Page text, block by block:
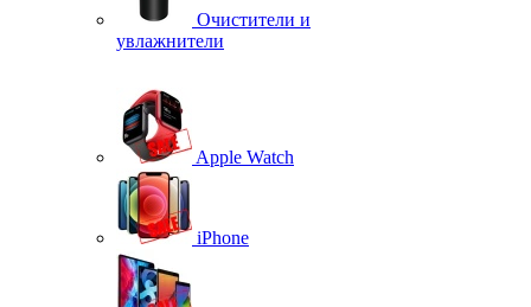
Очистители и
увлажнители
Apple Watch
iPhone